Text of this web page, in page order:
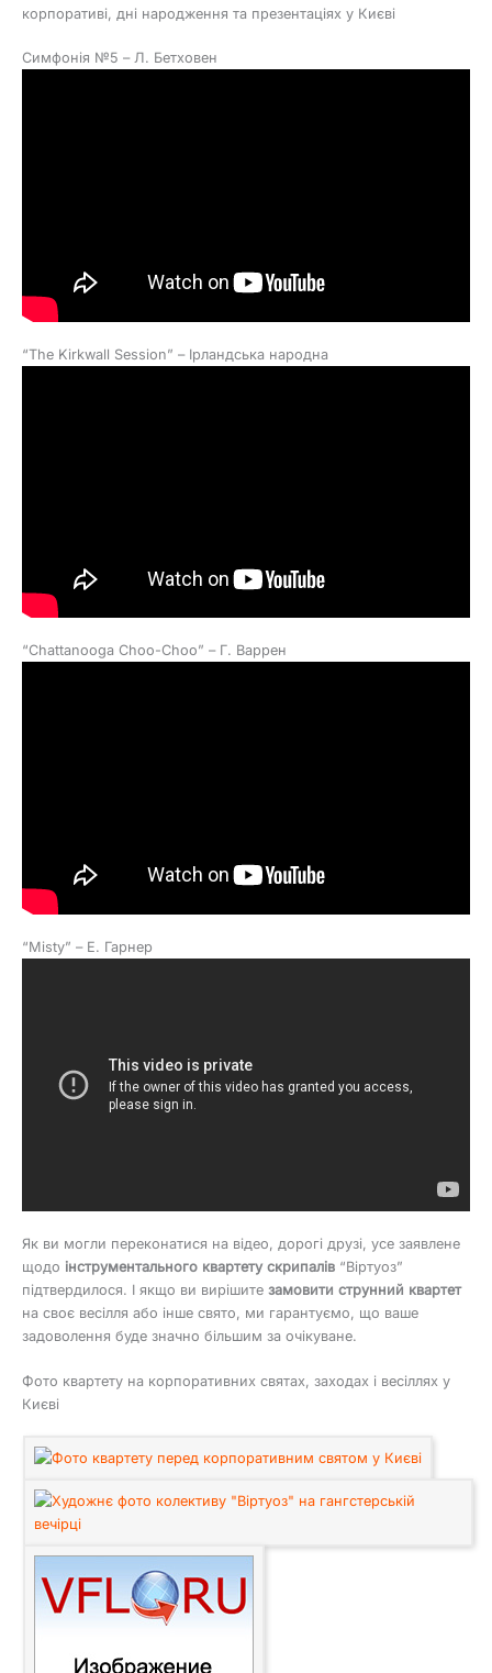
корпоративі, дні народження та презентаціях у Києві
Симфонія №5 – Л. Бетховен
“The Kirkwall Session” – Ірландська народна
“Chattanooga Choo-Choo” – Г. Варрен
“Misty” – Е. Гарнер
Як ви могли переконатися на відео, дорогі друзі, усе заявлене
щодо інструментального квартету скрипалів “Віртуоз”
підтвердилося. І якщо ви вирішите замовити струнний квартет
на своє весілля або інше свято, ми гарантуємо, що ваше
задоволення буде значно більшим за очікуване.
Фото квартету на корпоративних святах, заходах і весіллях у
Києві